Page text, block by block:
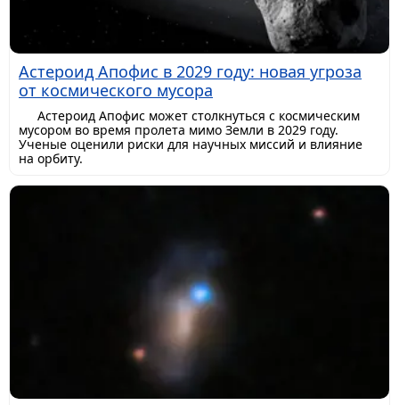
Астероид Апофис в 2029 году: новая угроза
от космического мусора
Астероид Апофис может столкнуться с космическим
мусором во время пролета мимо Земли в 2029 году.
Ученые оценили риски для научных миссий и влияние
на орбиту.